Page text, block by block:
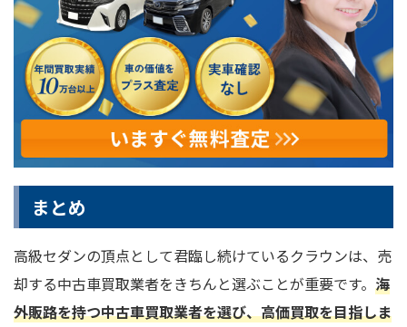
まとめ
高級セダンの頂点として君臨し続けているクラウンは、売
却する中古車買取業者をきちんと選ぶことが重要です。 海
外販路を持つ中古車買取業者を選び、高価買取を目指しま